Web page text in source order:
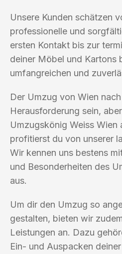
Unsere Kunden schätzen
professionelle und
ersten Kontakt bis zur
deiner Möbel und Kartons
umfangreichen und
Der Umzug von Wien
Herausforderung sein,
Umzugskönig Weiss Wien
profitierst du von unserer
Wir kennen uns bestens
und Besonderheiten des
aus.
Um dir den Umzug so
gestalten, bieten wir
Leistungen an. Dazu
Ein- und Auspacken